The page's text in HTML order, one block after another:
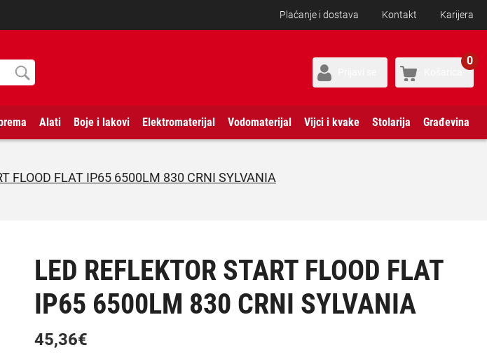
Plaćanje i dostava Kontakt Karijera
0
Alati Boje i lakovi Elektromaterijal Vodomaterijal Vijci i kvake Stolarija Građevina
FLOOD FLAT IP65 6500LM 830 CRNI SYLVANIA
LED REFLEKTOR START FLOOD FLAT
IP65 6500LM 830 CRNI SYLVANIA
45,36€